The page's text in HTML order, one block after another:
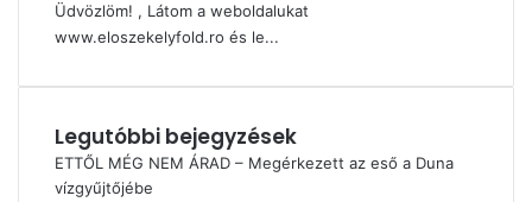
Üdvözlöm! , Látom a weboldalukat
www.eloszekelyfold.ro és le...
Legutóbbi bejegyzések
ETTŐL MÉG NEM ÁRAD – Megérkezett az eső a Duna
vízgyűjtőjébe